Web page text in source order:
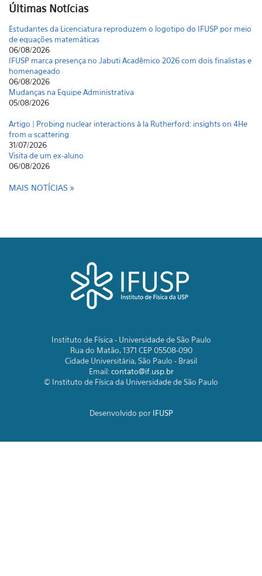
Últimas Notícias
Estudantes da Licenciatura reproduzem o logotipo do IFUSP por meio
de equações matemáticas
06/08/2026
IFUSP marca presença no Jabuti Acadêmico 2026 com dois finalistas e
homenageado
06/08/2026
Mudanças na Equipe Administrativa
05/08/2026
Artigo | Probing nuclear interactions à la Rutherford: insights on 4He
from α scattering
31/07/2026
Visita de um ex-aluno
06/08/2026
MAIS NOTÍCIAS
Instituto de Física - Universidade de São Paulo
Rua do Matão, 1371 CEP 05508-090
Cidade Universitária, São Paulo - Brasil
Email:contato@if.usp.br
© Instituto de Física da Universidade de São Paulo
Desenvolvido por IFUSP